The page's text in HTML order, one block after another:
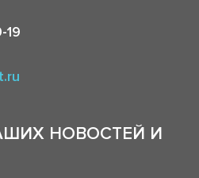
19
НОВОСТЕЙ И